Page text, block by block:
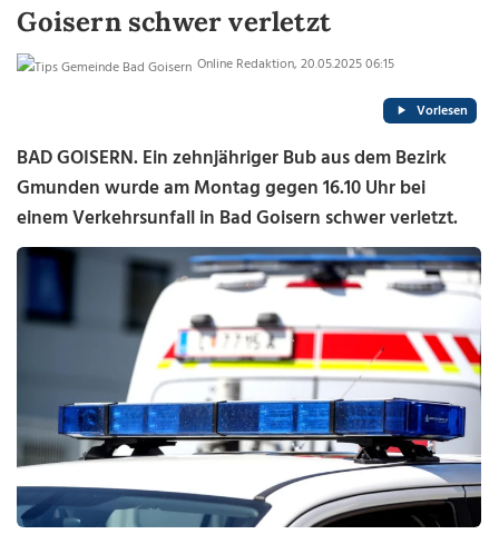
Goisern schwer verletzt
Online Redaktion, 20.05.2025 06:15
Vorlesen
BAD GOISERN. Ein zehnjähriger Bub aus dem Bezirk
Gmunden wurde am Montag gegen 16.10 Uhr bei
einem Verkehrsunfall in Bad Goisern schwer verletzt.